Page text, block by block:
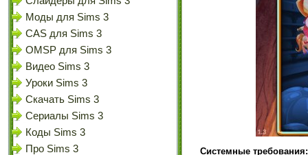
Моды для Sims 3
CAS для Sims 3
OMSP для Sims 3
Видео Sims 3
Уроки Sims 3
Скачать Sims 3
Сериалы Sims 3
Коды Sims 3
Про Sims 3
Системные требования: